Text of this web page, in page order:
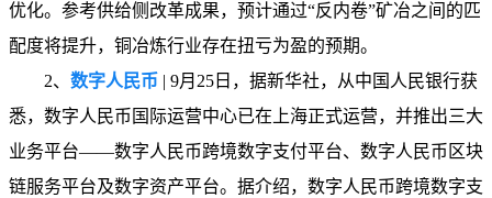
优化。参考供给侧改革成果，预计通过“反内卷”矿冶之间的匹
配度将提升，铜冶炼行业存在扭亏为盈的预期。
2、 数字人民币 | 9月25日，据新华社，从中国人民银行获
悉，数字人民币国际运营中心已在上海正式运营，并推出三大
业务平台——数字人民币跨境数字支付平台、数字人民币区块
链服务平台及数字资产平台。据介绍，数字人民币跨境数字支